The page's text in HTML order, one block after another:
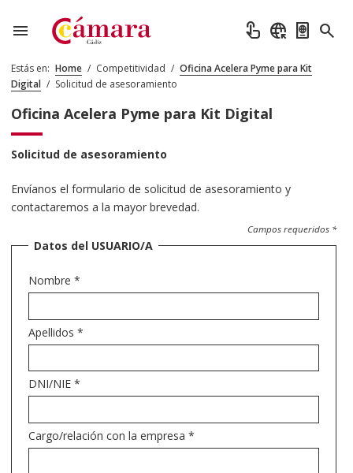
menu touch_app captive_portal passport search
Estás en: Home / Competitividad / Oficina Acelera Pyme para Kit
Digital / Solicitud de asesoramiento
Oficina Acelera Pyme para Kit Digital
Solicitud de asesoramiento
Envíanos el formulario de solicitud de asesoramiento y
contactaremos a la mayor brevedad.
Campos requeridos *
Datos del USUARIO/A
Nombre *
Apellidos *
DNI/NIE *
Cargo/relación con la empresa *